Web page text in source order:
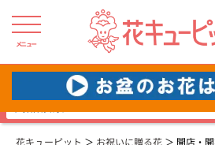
メニュー
お急ぎの方はこちら
花キューピット お祝いに贈る花 開店・